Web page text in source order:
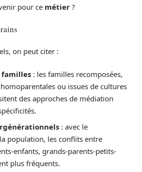
pour ce métier ?
on peut citer :
familles : les familles recomposées,
ou issues de cultures
des approches de médiation
: avec le
population, les conflits entre
enfants, grands-parents-petits-
plus fréquents.